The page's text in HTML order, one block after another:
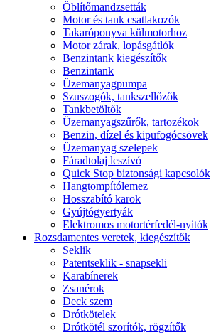
Öblítőmandzsetták
Motor és tank csatlakozók
Takaróponyva külmotorhoz
Motor zárak, lopásgátlók
Benzintank kiegészítők
Benzintank
Üzemanyagpumpa
Szuszogók, tankszellőzők
Tankbetöltők
Üzemanyagszűrők, tartozékok
Benzin, dízel és kipufogócsövek
Üzemanyag szelepek
Fáradtolaj leszívó
Quick Stop biztonsági kapcsolók
Hangtompítólemez
Hosszabító karok
Gyújtógyertyák
Elektromos motortérfedél-nyitók
Rozsdamentes veretek, kiegészítők
Seklik
Patentseklik - snapsekli
Karabínerek
Zsanérok
Deck szem
Drótkötelek
Drótkötél szorítók, rögzítők